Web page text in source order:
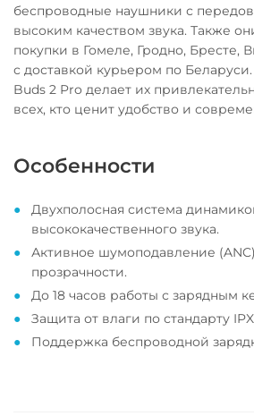
беспроводные наушники с
высоким качеством звука. Также
покупки в Гомеле, Гродно, Бресте,
с доставкой курьером по
Buds 2 Pro делает их
всех, кто ценит удобство и
Особенности
Двухполосная система
высококачественного звука.
Активное шумоподавление
прозрачности.
До 18 часов работы с зарядным
Защита от влаги по стандарту
Поддержка беспроводной